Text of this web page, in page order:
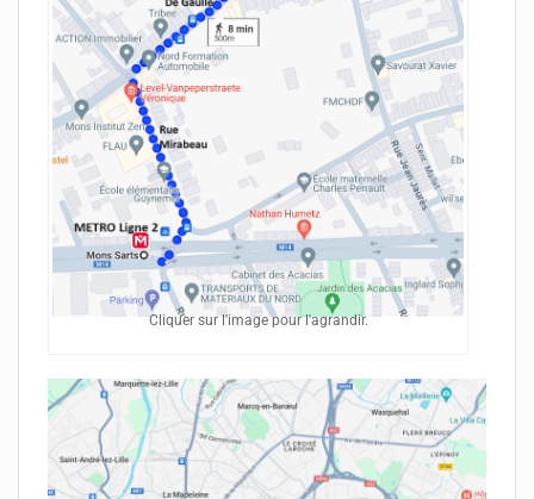
Cliquer sur l'image pour l'agrandir.